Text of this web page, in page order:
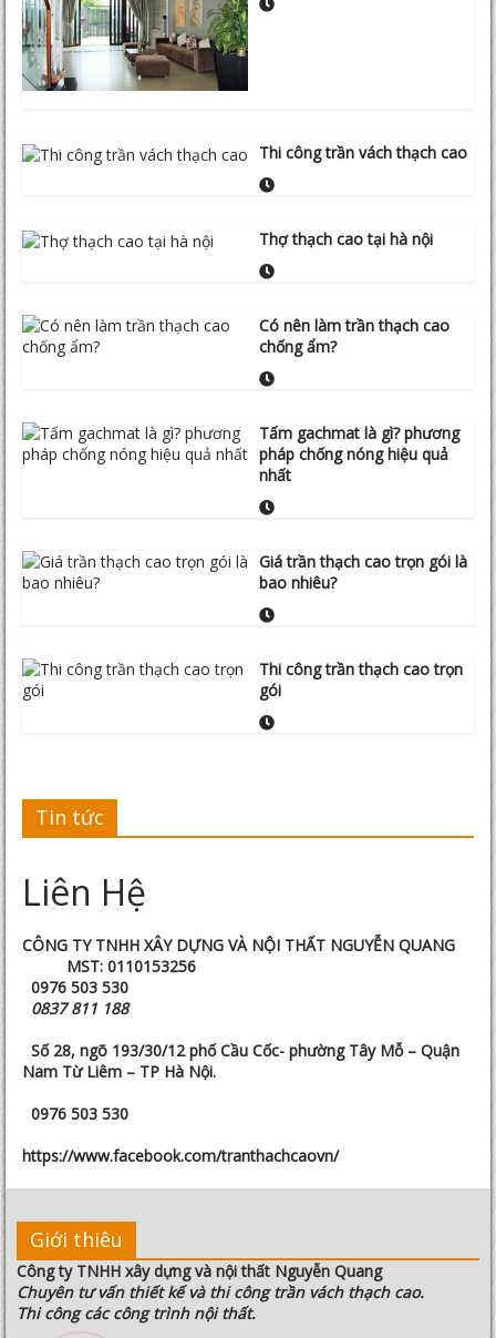
Thi công trần vách thạch cao
Thợ thạch cao tại hà nội
Có nên làm trần thạch cao
chống ẩm?
Tấm gachmat là gì? phương
pháp chống nóng hiệu quả
nhất
Giá trần thạch cao trọn gói là
bao nhiêu?
Thi công trần thạch cao trọn
gói
Tin tức
Liên Hệ
CÔNG TY TNHH XÂY DỰNG VÀ NỘI THẤT NGUYỄN QUANG
MST: 0110153256
0976 503 530
0837 811 188
Số 28, ngõ 193/30/12 phố Cầu Cốc- phường Tây Mỗ – Quận
Nam Từ Liêm – TP Hà Nội.
0976 503 530
https://www.facebook.com/tranthachcaovn/
Giới thiêu
Công ty TNHH xây dựng và nội thất Nguyễn Quang
Chuyên tư vấn thiết kế và thi công trần vách thạch cao.
Thi công các công trình nội thất.